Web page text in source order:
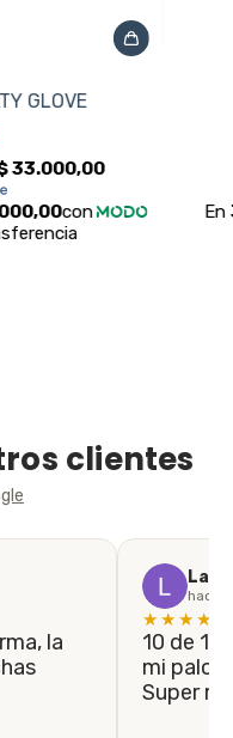
GLOVE
clientes
la
hace
★★★★★
10 de 10! En menos de 5 días llegó
mi palo
Super